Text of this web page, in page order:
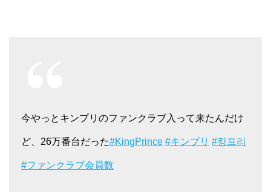
今やっとキンプリのファンクラブ入って来たんだけ
ど、26万番台だった#KingPrince #キンプリ #킹프리
#ファンクラブ会員数